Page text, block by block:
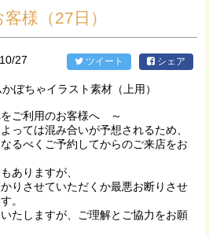
様（27日）
27 ツイート シェア
ご利用のお客様へ ～
っては混み合いが予想されるため、
るべくご予約してからのご来店をお
ありますが、
りさせていただくか最悪お断りさせ
。
たしますが、ご理解とご協力をお願